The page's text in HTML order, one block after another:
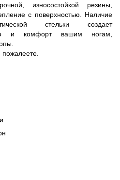
износостойкой резины,
с поверхностью. Наличие
стельки создает
и комфорт вашим ногам,